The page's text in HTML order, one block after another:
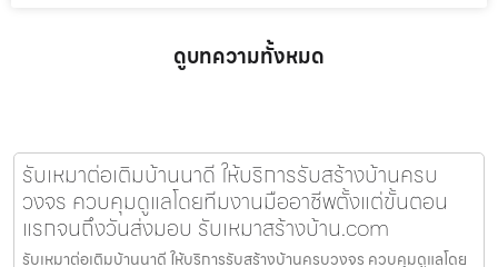
ดูบทความทั้งหมด
รับเหมาต่อเติมบ้านนาดี ให้บริการรับสร้างบ้านครบ
วงจร ควบคุมดูแลโดยทีมงานมืออาชีพตั้งแต่ขั้นตอน
แรกจนถึงวันส่งมอบ รับเหมาสร้างบ้าน.com
รับเหมาต่อเติมบ้านนาดี ให้บริการรับสร้างบ้านครบวงจร ควบคุมดูแลโดย